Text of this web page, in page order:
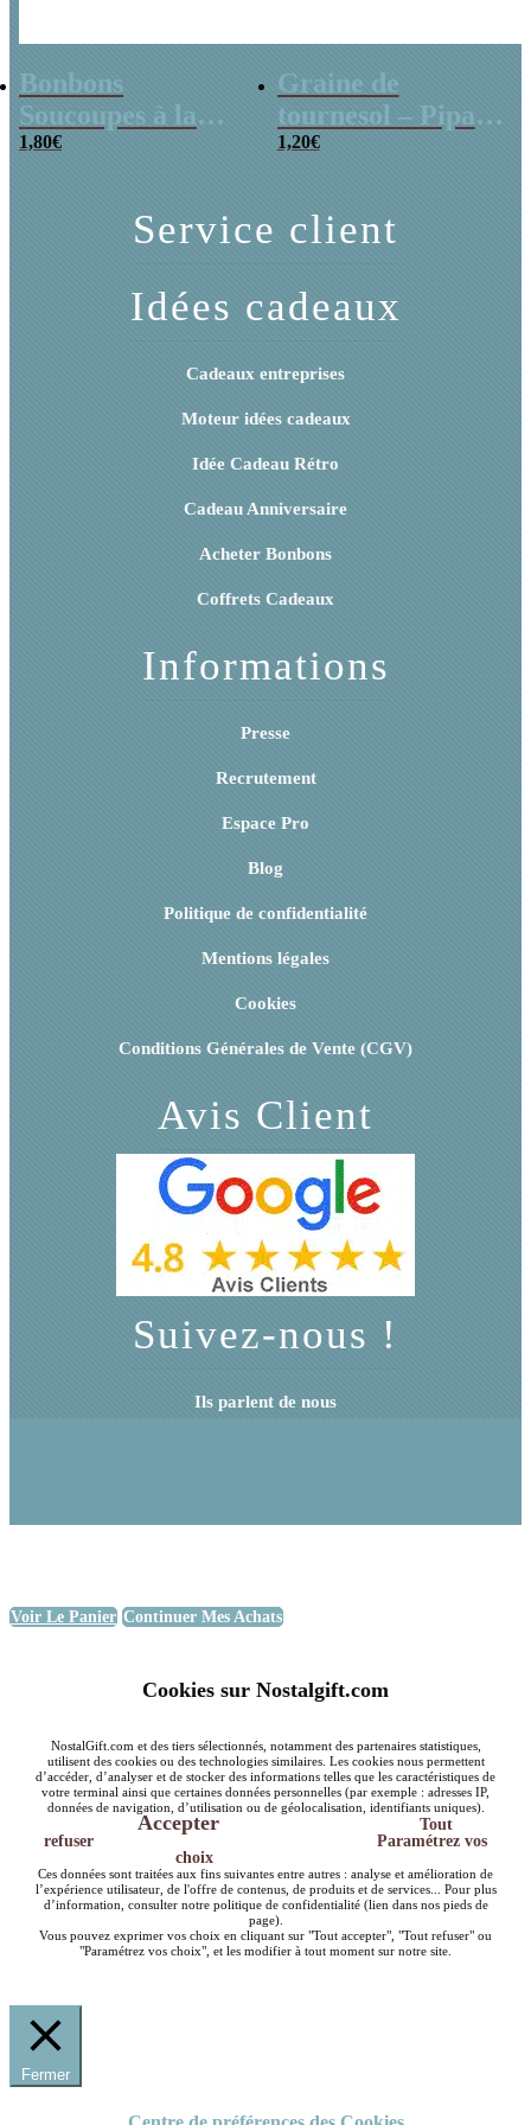
Bonbons
Soucoupes à la
poudre (x20)
1,80€
Graine de
tournesol – Pipas
x 3
1,20€
Service client
Idées cadeaux
Cadeaux entreprises
Moteur idées cadeaux
Idée Cadeau Rétro
Cadeau Anniversaire
Acheter Bonbons
Coffrets Cadeaux
Informations
Presse
Recrutement
Espace Pro
Blog
Politique de confidentialité
Mentions légales
Cookies
Conditions Générales de Vente (CGV)
Avis Client
Suivez-nous !
Ils parlent de nous
Voir Le Panier Continuer Mes Achats
Cookies sur Nostalgift.com
NostalGift.com et des tiers sélectionnés, notamment des partenaires statistiques,
utilisent des cookies ou des technologies similaires. Les cookies nous permettent
d’accéder, d’analyser et de stocker des informations telles que les caractéristiques de
votre terminal ainsi que certaines données personnelles (par exemple : adresses IP,
données de navigation, d’utilisation ou de géolocalisation, identifiants uniques).
Accepter
Tout
refuser
Paramétrez vos
choix
Ces données sont traitées aux fins suivantes entre autres : analyse et amélioration de
l’expérience utilisateur, de l'offre de contenus, de produits et de services... Pour plus
d’information, consulter notre politique de confidentialité (lien dans nos pieds de
page).
Vous pouvez exprimer vos choix en cliquant sur "Tout accepter", "Tout refuser" ou
"Paramétrez vos choix", et les modifier à tout moment sur notre site.
Fermer